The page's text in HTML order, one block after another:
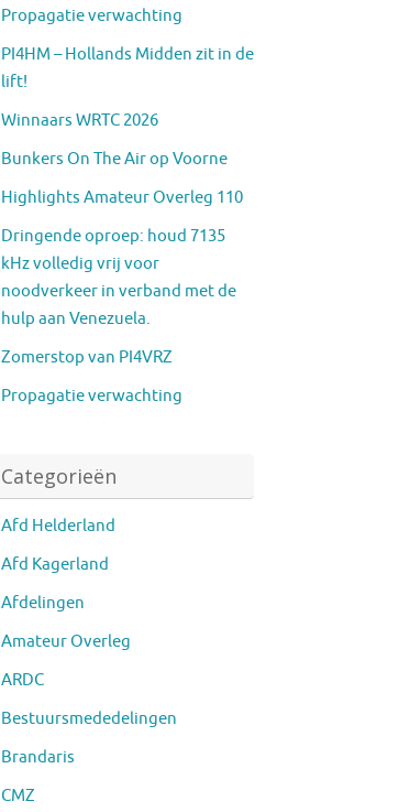
Propagatie verwachting
PI4HM – Hollands Midden zit in de
lift!
Winnaars WRTC 2026
Bunkers On The Air op Voorne
Highlights Amateur Overleg 110
Dringende oproep: houd 7135
kHz volledig vrij voor
noodverkeer in verband met de
hulp aan Venezuela.
Zomerstop van PI4VRZ
Propagatie verwachting
Categorieën
Afd Helderland
Afd Kagerland
Afdelingen
Amateur Overleg
ARDC
Bestuursmededelingen
Brandaris
CMZ